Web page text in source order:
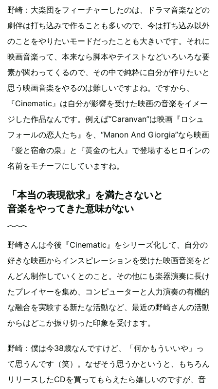
野崎：大楽団をフィーチャーしたのは、ドラマ音楽などの
劇伴は打ち込みで作ることも多いので、今は打ち込み以外
のことをやりたいモードだったことも大きいです。それに
映画音楽って、本来なら脚本やテイストなどいろいろな要
素が関わってくるので、その中で純粋に自分が作りたいと
思う映画音楽をやるのは難しいですよね。ですから、
『Cinematic』は自分が影響を受けた映画の音楽をイメー
ジした作品なんです。例えば“Caranvan”は映画『ロシュ
フォールの恋人たち』を、“Manon And Giorgia”なら映画
『愛と宿命の泉』と『黄金の七人』で登場するヒロインの
名前をモチーフにしていますね。
「本当の表現欲求」を満たさないと
音楽をやってきた意味がない
野崎さんは今後『Cinematic』をシリーズ化して、自分の
好きな映画からインスピレーションを受けた映画音楽をど
んどん制作していくとのこと。その他にも楽器演奏に長け
たプレイヤーを集め、コンピューターと人力演奏の有機的
な融合を実験する新たな活動など、最近の野崎さんの活動
からはどこか振り切った印象を受けます。
野崎：僕は今38歳なんですけど、「何かもういいや」っ
て思うんです（笑）。なぜそう思うかというと、もちろん
リリースしたCDを買ってもらえたら嬉しいのですが、音